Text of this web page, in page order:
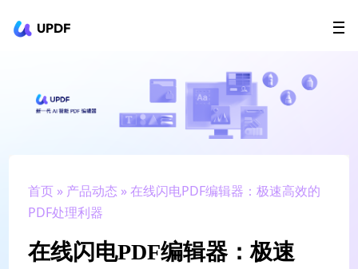
UPDF
AI Agents
政企采购
升级会员
首页 » 产品动态 » 在线闪电PDF编辑器：极速高效的
PDF处理利器
在线闪电PDF编辑器：极速